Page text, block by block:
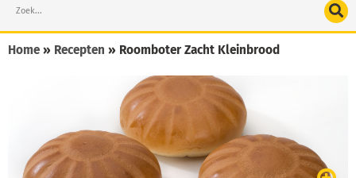
Search
Home » Recepten » Roomboter Zacht Kleinbrood